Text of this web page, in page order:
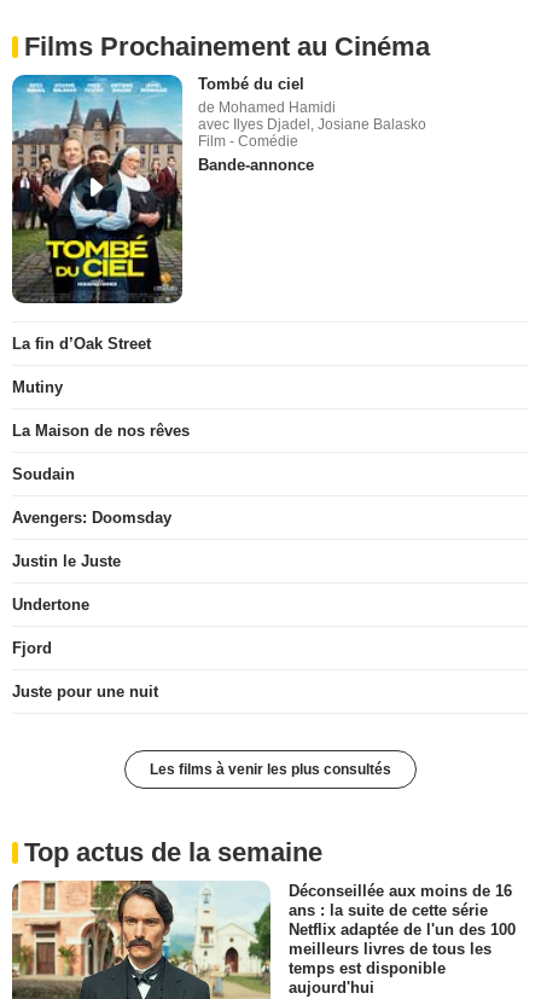
Films Prochainement au Cinéma
Tombé du ciel
de Mohamed Hamidi
avec Ilyes Djadel, Josiane Balasko
Film - Comédie
Bande-annonce
La fin d’Oak Street
Mutiny
La Maison de nos rêves
Soudain
Avengers: Doomsday
Justin le Juste
Undertone
Fjord
Juste pour une nuit
Les films à venir les plus consultés
Top actus de la semaine
Déconseillée aux moins de 16
ans : la suite de cette série
Netflix adaptée de l'un des 100
meilleurs livres de tous les
temps est disponible
aujourd'hui